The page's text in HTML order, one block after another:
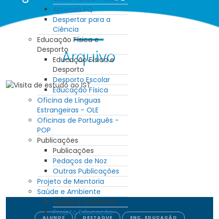
Aprendo FQ
Despertar para a
Ciência
Educação Física e
Desporto
Educação Física e
Desporto
Desporto Escolar
Educação Física
Oficina de Línguas
Estrangeiras - OLE
Oficinas de Português -
POP
Publicações
Publicações
Pedaços de Noz
Outras Publicações
Projeto de Mentoria
Saúde e Ambiente
Saúde e Ambiente
Projeto Educação
Arquivo
ALUNOS DESTAQUE ENC. EDUCAÇÃO